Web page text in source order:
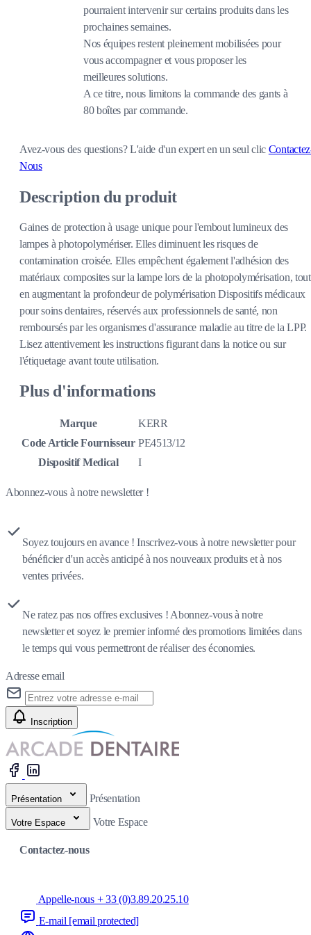
pourraient intervenir sur certains produits dans les
prochaines semaines.
Nos équipes restent pleinement mobilisées pour
vous accompagner et vous proposer les
meilleures solutions.
A ce titre, nous limitons la commande des gants à
80 boîtes par commande.
Avez-vous des questions?L'aide d'un expert en un seul clic
Nous
Description du produit
Gaines de protection à usage unique pour l'embout lumineux des
lampes à photopolymériser. Elles diminuent les risques de
contamination croisée. Elles empêchent également l'adhésion des
matériaux composites sur la lampe lors de la photopolymérisation, tout
en augmentant la profondeur de polymérisation Dispositifs médicaux
pour soins dentaires, réservés aux professionnels de santé, non
remboursés par les organismes d'assurance maladie au titre de la LPP.
Lisez attentivement les instructions figurant dans la notice ou sur
l'étiquetage avant toute utilisation.
Plus d'informations
Marque
KERR
Code Article Fournisseur PE4513/12
Dispositif Medical
I
Abonnez-vous à notre newsletter !
Soyez toujours en avance ! Inscrivez-vous à notre newsletter pour
bénéficier d'un accès anticipé à nos nouveaux produits et à nos
ventes privées.
Ne ratez pas nos offres exclusives ! Abonnez-vous à notre
newsletter et soyez le premier informé des promotions limitées dans
le temps qui vous permettront de réaliser des économies.
Adresse email
Inscription
Présentation Présentation
Votre Espace Votre Espace
Contactez-nous
Appelle-nous + 33 (0)3.89.20.25.10
E-mail [email protected]